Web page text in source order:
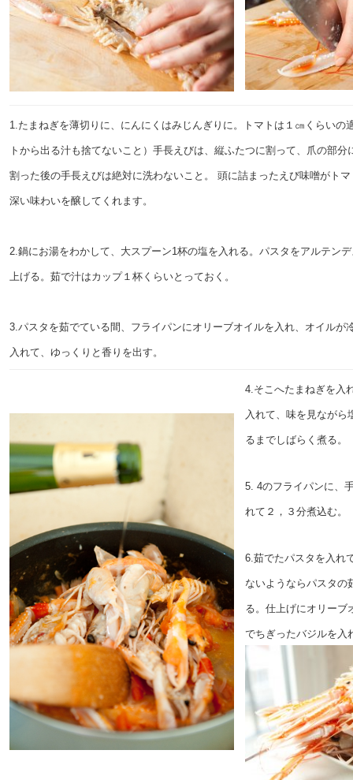
1.たまねぎを薄切りに、にんにくはみじんぎりに。トマトは１㎝くらいの
トから出る汁も捨てないこと）手長えびは、縦ふたつに割って、爪の部分
割った後の手長えびは絶対に洗わないこと。 頭に詰まったえび味噌がト
深い味わいを醸してくれます。
2.鍋にお湯をわかして、大スプーン1杯の塩を入れる。パスタをアルテン
上げる。茹で汁はカップ１杯くらいとっておく。
3.パスタを茹でている間、フライパンにオリーブオイルを入れ、オイルが
入れて、ゆっくりと香りを出す。
4.そこへたまねぎを入
入れて、味を見ながら
るまでしばらく煮る。
5. 4のフライパンに、
れて２，３分煮込む。
6.茹でたパスタを入れ
ないようならパスタの
る。仕上げにオリーブ
でちぎったバジルを入